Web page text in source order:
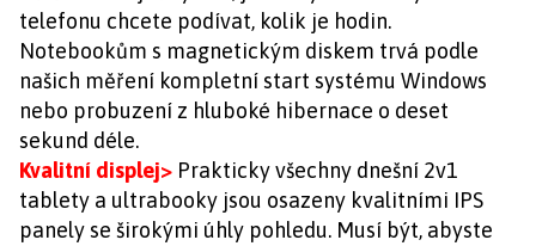
telefonu chcete podívat, kolik je hodin.
Notebookům s magnetickým diskem trvá podle
našich měření kompletní start systému Windows
nebo probuzení z hluboké hibernace o deset
sekund déle.
Kvalitní displej> Prakticky všechny dnešní 2v1
tablety a ultrabooky jsou osazeny kvalitními IPS
panely se širokými úhly pohledu. Musí být, abyste